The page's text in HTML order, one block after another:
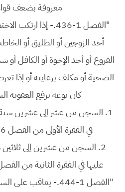
معروفة بضعف
"الفصل 1-436.- إذا
أحد الزوجين أو الطليق أو
الفروع أو أحد الإخوة أو الكافل
الضحية أو مكلف برعايته أو إذا
كان نوعه ترفع العقوبة
1. السجن من عشر إلى عشرين
في الفقرة الأولى من الفصل 436 من هذا القانون؛
2. السجن من عشرين إلى ثلاثين
عليها في الفقرة الثانية من الفصل 436 من هذا
"الفصل 1-444.- يعاقب